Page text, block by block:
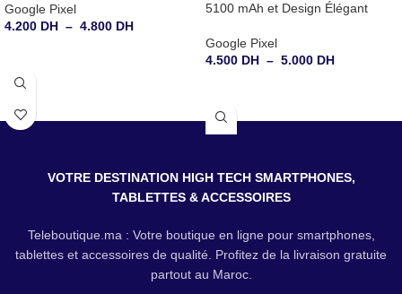
Google Pixel
4.200 DH – 4.800 DH
5100 mAh et Design Élégant
Google Pixel
4.500 DH – 5.000 DH
VOTRE DESTINATION HIGH TECH SMARTPHONES,
TABLETTES & ACCESSOIRES
Teleboutique.ma : Votre boutique en ligne pour smartphones,
tablettes et accessoires de qualité. Profitez de la livraison gratuite
partout au Maroc.